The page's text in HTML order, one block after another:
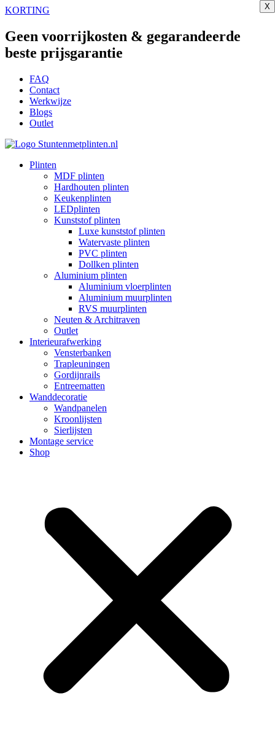
Ga
de
inhoud
KORTING
Geen voorrijkosten & gegarandeerde
beste prijsgarantie
FAQ
Contact
Werkwijze
Blogs
Outlet
Plinten
MDF plinten
Hardhouten plinten
Keukenplinten
LEDplinten
Kunststof plinten
Luxe kunststof plinten
Watervaste plinten
PVC plinten
Dollken plinten
Aluminium plinten
Aluminium vloerplinten
Aluminium muurplinten
RVS muurplinten
Neuten & Architraven
Outlet
Interieurafwerking
Vensterbanken
Trapleuningen
Gordijnrails
Entreematten
Wanddecoratie
Wandpanelen
Kroonlijsten
Sierlijsten
Montage service
Shop
X
X
X
X
X
X
X
X